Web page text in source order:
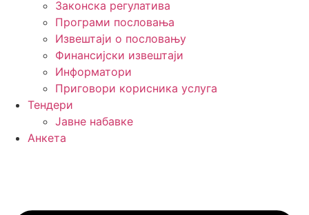
Законска регулатива
Програми пословања
Извештаји о пословању
Финансијски извештаји
Информатори
Приговори корисника услуга
Тендери
Јавне набавке
Анкета